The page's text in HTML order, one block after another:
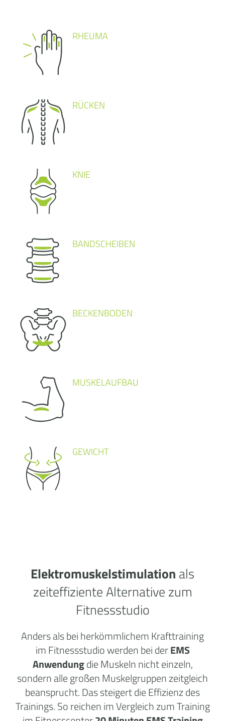
RHEUMA
RÜCKEN
KNIE
BANDSCHEIBEN
BECKENBODEN
MUSKELAUFBAU
GEWICHT
Elektromuskelstimulation als
zeiteffiziente Alternative zum
Fitnessstudio
Anders als bei herkömmlichem Krafttraining
im Fitnessstudio werden bei derEMS
Anwendungdie Muskeln nicht einzeln,
sondern alle großen Muskelgruppen zeitgleich
beansprucht. Das steigert die Effizienz des
Trainings. So reichen im Vergleich zum Training